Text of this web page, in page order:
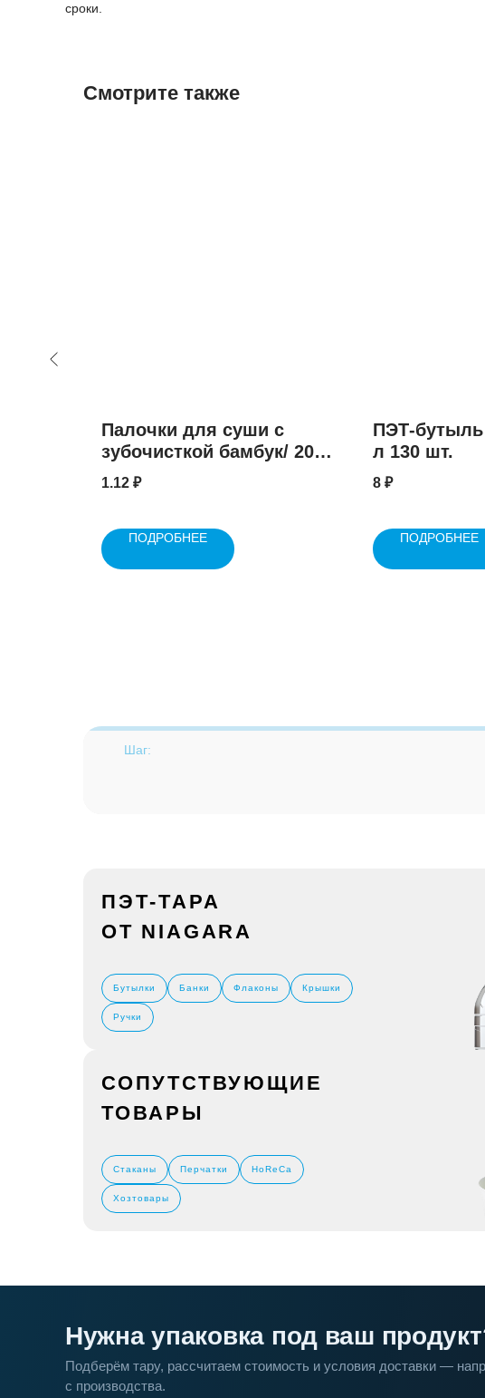
сроки.
Смотрите также
Палочки для суши с
зубочисткой бамбук/ 20
см/ (100 шт.)
1.12 ₽
ПОДРОБНЕЕ
ПЭТ-
л 130 шт.
8 ₽
ПОДРОБНЕЕ
Шаг:
ПЭТ-ТАРА
ОТ NIAGARA
Бутылки Банки Флаконы Крышки
Ручки
СОПУТСТВУЮЩИЕ
ТОВАРЫ
Стаканы Перчатки HoReCa
Хозтовары
Нужна упаковка под ваш
Подберём тару, рассчитаем стоимость и условия доставки —
с производства.